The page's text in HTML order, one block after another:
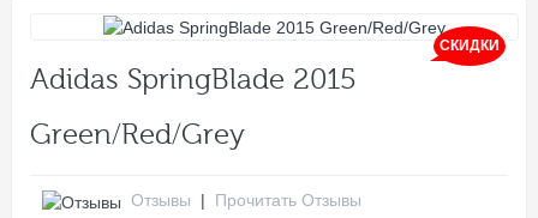
СКИДКИ
Adidas SpringBlade 2015
Green/Red/Grey
Отзывы | Прочитать Отзывы